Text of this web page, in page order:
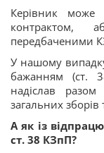
Керівник може
контрактом,
передбаченими
У нашому
бажанням (ст.
надіслав
загальних
А як із
ст. 38 КЗпП?